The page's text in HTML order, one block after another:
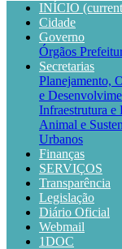
INÍCIO
Cidade
Governo
Órgãos
Secretarias
Planejamento,
e
Infraestrutura e
Animal e
Urbanos
Finanças
SERVIÇOS
Transparência
Legislação
Diário Oficial
Webmail
1DOC